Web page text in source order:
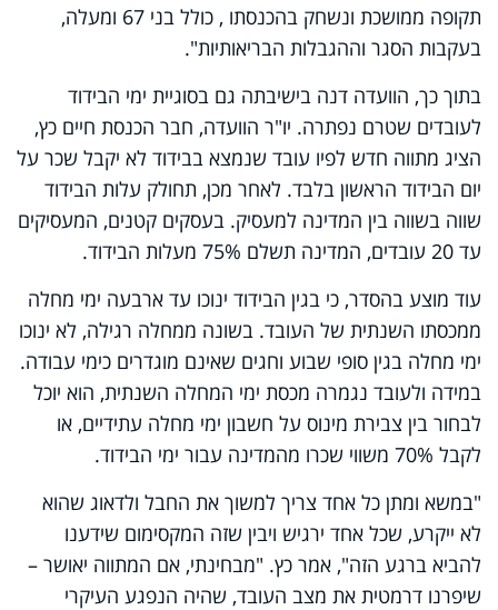
תקופה ממושכת ונשחק בהכנסתו , כולל בני 67 ומעלה,
בעקבות הסגר וההגבלות הבריאותיות".
בתוך כך, הוועדה דנה בישיבתה גם בסוגיית ימי הבידוד
לעובדים שטרם נפתרה. יו"ר הוועדה, חבר הכנסת חיים כץ,
הציג מתווה חדש לפיו עובד שנמצא בבידוד לא יקבל שכר על
יום הבידוד הראשון בלבד. לאחר מכן, תחולק עלות הבידוד
שווה בשווה בין המדינה למעסיק. בעסקים קטנים, המעסיקים
עד 20 עובדים, המדינה תשלם 75% מעלות הבידוד.
עוד מוצע בהסדר, כי בגין הבידוד ינוכו עד ארבעה ימי מחלה
ממכסתו השנתית של העובד. בשונה ממחלה רגילה, לא ינוכו
ימי מחלה בגין סופי שבוע וחגים שאינם מוגדרים כימי עבודה.
במידה ולעובד נגמרה מכסת ימי המחלה השנתית, הוא יוכל
לבחור בין צבירת מינוס על חשבון ימי מחלה עתידיים, או
לקבל 70% משווי שכרו מהמדינה עבור ימי הבידוד.
"במשא ומתן כל אחד צריך למשוך את החבל ולדאוג שהוא
לא ייקרע, שכל אחד ירגיש ויבין שזה המקסימום שידענו
להביא ברגע הזה", אמר כץ. "מבחינתי, אם המתווה יאושר –
שיפרנו דרמטית את מצב העובד, שהיה הנפגע העיקרי